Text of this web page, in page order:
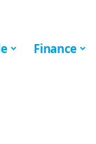
Finance